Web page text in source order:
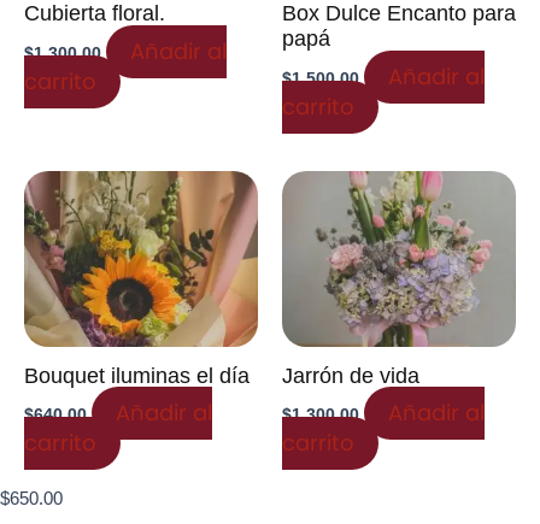
Cubierta floral.
$1,300.00
Añadir al
carrito
Box Dulce Encanto para
papá
$1,500.00
Añadir al
carrito
Bouquet iluminas el día
$640.00
Añadir al
carrito
Jarrón de vida
$1,300.00
Añadir al
carrito
$650.00